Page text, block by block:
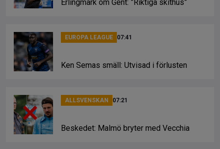
Erlingmark om Gent: ”Riktiga skithus”
EUROPA LEAGUE 07:41
Ken Semas smäll: Utvisad i förlusten
ALLSVENSKAN 07:21
Beskedet: Malmö bryter med Vecchia